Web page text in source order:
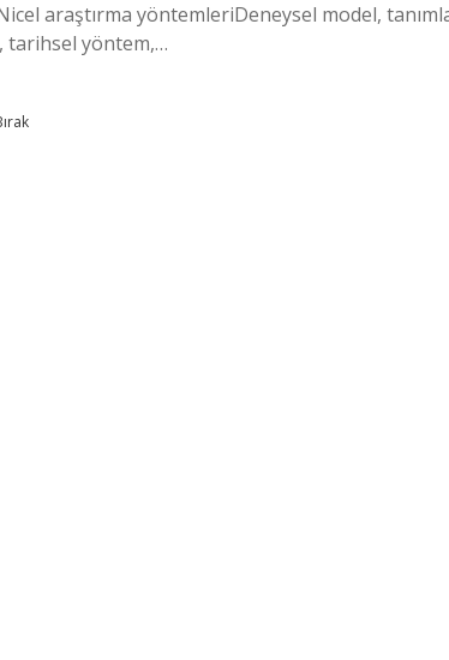
araştırma yöntemleriDeneysel model,
tarihsel yöntem,…